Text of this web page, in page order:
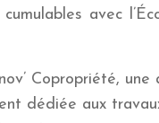
avec
Copropriété, une
dédiée aux